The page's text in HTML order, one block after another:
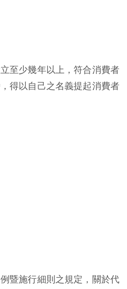
至少幾年以上，符合消費者
得以自己之名義提起消費者
暨施行細則之規定，關於代